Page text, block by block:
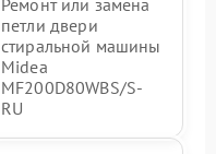
Ремонт или замена
петли двери
стиральной машины
Midea
MF200D80WBS/S-
RU